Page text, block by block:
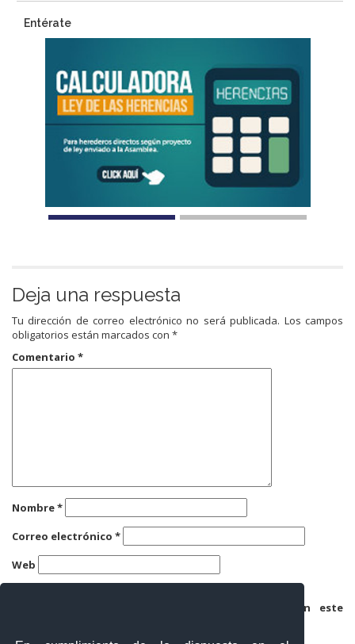
Entérate
Deja una respuesta
Tu dirección de correo electrónico no será publicada. Los campos
obligatorios están marcados con *
Comentario *
Nombre*
Correo electrónico *
Web
Guarda mi nombre, correo electrónico y web en este